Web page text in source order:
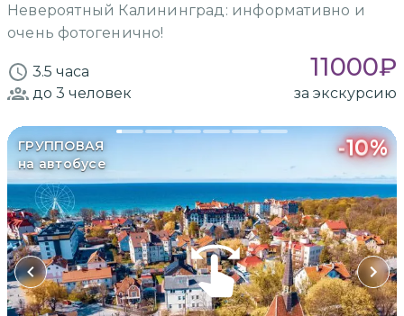
Невероятный Калининград: информативно и
очень фотогенично!
3.5 часа 11000₽
до 3 человек за экскурсию
ГРУППОВАЯ
на автобусе
-10%